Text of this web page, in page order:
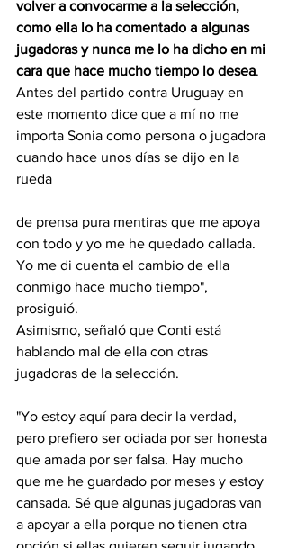
volver a convocarme a la selección,
como ella lo ha comentado a algunas
jugadoras y nunca me lo ha dicho en mi
cara que hace mucho tiempo lo desea.
Antes del partido contra Uruguay en
este momento dice que a mí no me
importa Sonia como persona o jugadora
cuando hace unos días se dijo en la
rueda
de prensa pura mentiras que me apoya
con todo y yo me he quedado callada.
Yo me di cuenta el cambio de ella
conmigo hace mucho tiempo",
prosiguió.
Asimismo, señaló que Conti está
hablando mal de ella con otras
jugadoras de la selección.
"Yo estoy aquí para decir la verdad,
pero prefiero ser odiada por ser honesta
que amada por ser falsa. Hay mucho
que me he guardado por meses y estoy
cansada. Sé que algunas jugadoras van
a apoyar a ella porque no tienen otra